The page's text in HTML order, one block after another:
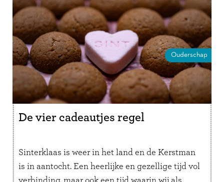
Ouderschap
De vier cadeautjes regel
Sinterklaas is weer in het land en de Kerstman
is in aantocht. Een heerlijke en gezellige tijd vol